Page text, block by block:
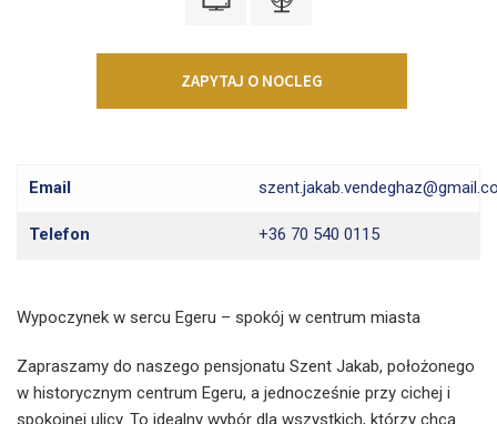
ZAPYTAJ O NOCLEG
Email
Telefon +36 70 540 0115
Wypoczynek w sercu Egeru – spokój w centrum miasta
Zapraszamy do naszego pensjonatu Szent Jakab, położonego
w historycznym centrum Egeru, a jednocześnie przy cichej i
spokojnej ulicy. To idealny wybór dla wszystkich, którzy chcą